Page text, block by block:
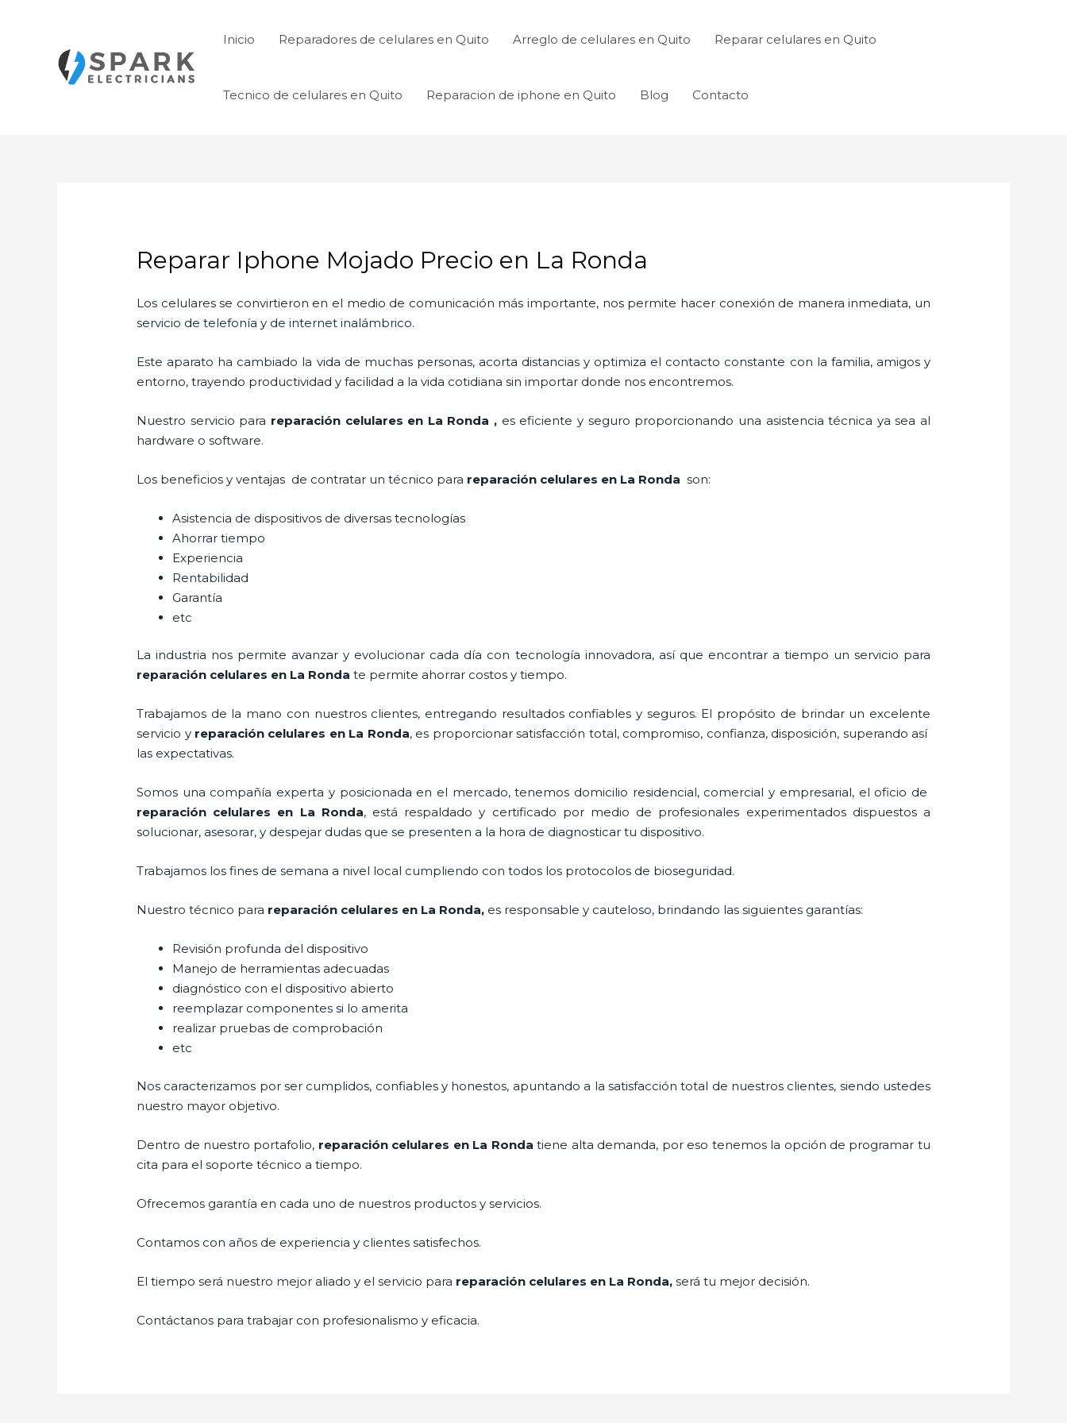
Inicio Reparadores de celulares en Quito Arreglo de celulares en Quito Reparar celulares en Quito
Tecnico de celulares en Quito Reparacion de iphone en Quito Blog Contacto
Reparar Iphone Mojado Precio en La Ronda
Los celulares se convirtieron en el medio de comunicación más importante, nos permite hacer conexión de manera inmediata, un
servicio de telefonía y de internet inalámbrico.
Este aparato ha cambiado la vida de muchas personas, acorta distancias y optimiza el contacto constante con la familia, amigos y
entorno, trayendo productividad y facilidad a la vida cotidiana sin importar donde nos encontremos.
Nuestro servicio para reparación celulares en La Ronda , es eficiente y seguro proporcionando una asistencia técnica ya sea al
hardware o software.
Los beneficios y ventajas de contratar un técnico para reparación celulares en La Rondason:
Asistencia de dispositivos de diversas tecnologías
Ahorrar tiempo
Experiencia
Rentabilidad
Garantía
etc
La industria nos permite avanzar y evolucionar cada día con tecnología innovadora, así que encontrar a tiempo un servicio para
reparación celulares en La Ronda te permite ahorrar costos y tiempo.
Trabajamos de la mano con nuestros clientes, entregando resultados confiables y seguros. El propósito de brindar un excelente
servicio y reparación celulares en La Ronda, es proporcionar satisfacción total, compromiso, confianza, disposición, superando así
las expectativas.
Somos una compañía experta y posicionada en el mercado, tenemos domicilio residencial, comercial y empresarial, el oficio de
reparación celulares en La Ronda, está respaldado y certificado por medio de profesionales experimentados dispuestos a
solucionar, asesorar, y despejar dudas que se presenten a la hora de diagnosticar tu dispositivo.
Trabajamos los fines de semana a nivel local cumpliendo con todos los protocolos de bioseguridad.
Nuestro técnico para reparación celulares en La Ronda, es responsable y cauteloso, brindando las siguientes garantías:
Revisión profunda del dispositivo
Manejo de herramientas adecuadas
diagnóstico con el dispositivo abierto
reemplazar componentes si lo amerita
realizar pruebas de comprobación
etc
Nos caracterizamos por ser cumplidos, confiables y honestos, apuntando a la satisfacción total de nuestros clientes, siendo ustedes
nuestro mayor objetivo.
Dentro de nuestro portafolio, reparación celulares en La Ronda tiene alta demanda, por eso tenemos la opción de programar tu
cita para el soporte técnico a tiempo.
Ofrecemos garantía en cada uno de nuestros productos y servicios.
Contamos con años de experiencia y clientes satisfechos.
El tiempo será nuestro mejor aliado y el servicio para reparación celulares en La Ronda,será tu mejor decisión.
Contáctanos para trabajar con profesionalismo y eficacia.